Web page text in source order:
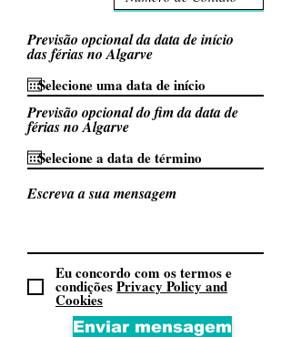
Previsão opcional da data de início
das férias no Algarve
Previsão opcional do fim da data de
férias no Algarve
Escreva a sua mensagem
Eu concordo com os termos e
condiçõesPrivacy Policy and
Cookies
Enviar mensagem